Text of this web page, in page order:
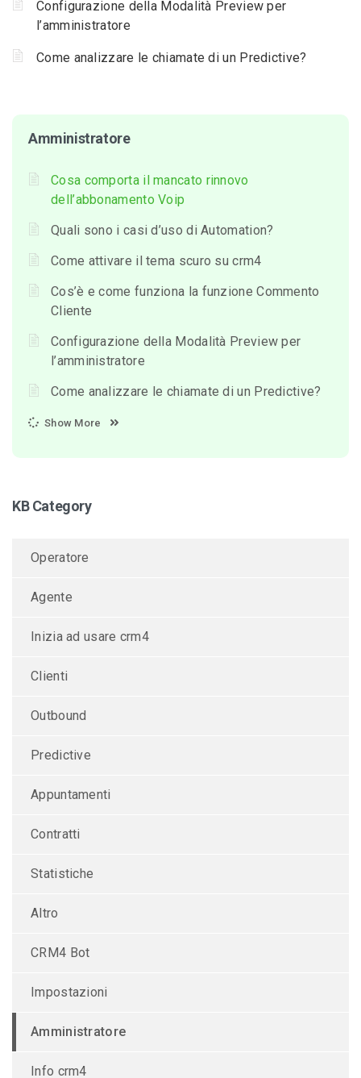
Configurazione della Modalità Preview per
l’amministratore
Come analizzare le chiamate di un Predictive?
Amministratore
Cosa comporta il mancato rinnovo
dell’abbonamento Voip
Quali sono i casi d’uso di Automation?
Come attivare il tema scuro su crm4
Cos’è e come funziona la funzione Commento
Cliente
Configurazione della Modalità Preview per
l’amministratore
Come analizzare le chiamate di un Predictive?
Show More
KB Category
Operatore
Agente
Inizia ad usare crm4
Clienti
Outbound
Predictive
Appuntamenti
Contratti
Statistiche
Altro
CRM4 Bot
Impostazioni
Amministratore
Info crm4